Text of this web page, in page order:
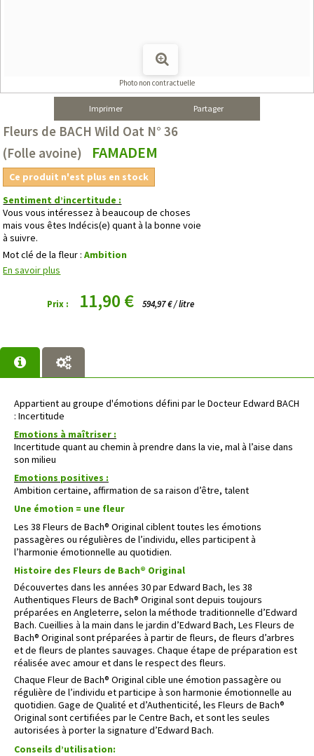
Photo non contractuelle
Imprimer Partager
Fleurs de BACH Wild Oat N° 36
(Folle avoine)
FAMADEM
Ce produit n'est plus en stock
Sentiment d’incertitude :
Vous vous intéressez à beaucoup de choses
mais vous êtes Indécis(e) quant à la bonne voie
à suivre.
Mot clé de la fleur :Ambition
En savoir plus
Prix : 11,90 € 594,97 € / litre
Appartient au groupe d'émotions défini par le Docteur Edward BACH
: Incertitude
Emotions à maîtriser :
Incertitude quant au chemin à prendre dans la vie, mal à l’aise dans
son milieu
Emotions positives :
Ambition certaine, affirmation de sa raison d’être, talent
Une émotion = une fleur
Les 38 Fleurs de Bach® Original ciblent toutes les émotions
passagères ou régulières de l’individu, elles participent à
l’harmonie émotionnelle au quotidien.
Histoire des Fleurs de Bach® Original
Découvertes dans les années 30 par Edward Bach, les 38
Authentiques Fleurs de Bach® Original sont depuis toujours
préparées en Angleterre, selon la méthode traditionnelle d’Edward
Bach. Cueillies à la main dans le jardin d’Edward Bach, Les Fleurs de
Bach® Original sont préparées à partir de fleurs, de fleurs d’arbres
et de fleurs de plantes sauvages. Chaque étape de préparation est
réalisée avec amour et dans le respect des fleurs.
Chaque Fleur de Bach® Original cible une émotion passagère ou
régulière de l’individu et participe à son harmonie émotionnelle au
quotidien. Gage de Qualité et d’Authenticité, les Fleurs de Bach®
Original sont certifiées par le Centre Bach, et sont les seules
autorisées à porter la signature d’Edward Bach.
Conseils d’utilisation: